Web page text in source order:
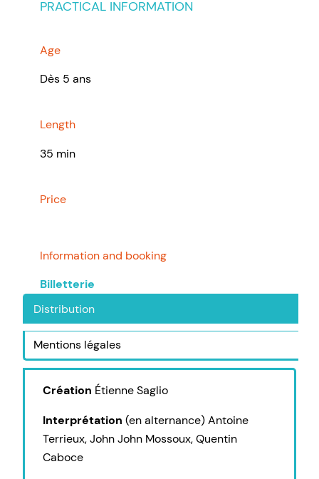
PRACTICAL INFORMATION
Age
Dès 5 ans
Length
35 min
Price
Information and booking
Billetterie
Distribution
Mentions légales
Création Étienne Saglio
Interprétation (en alternance) Antoine
Terrieux, John John Mossoux, Quentin
Caboce